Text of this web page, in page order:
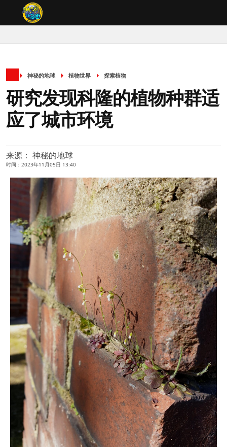
神秘的地球 植物世界 探索植物
研究发现科隆的植物种群适
应了城市环境
来源： 神秘的地球
时间：2023年11月05日 13:40